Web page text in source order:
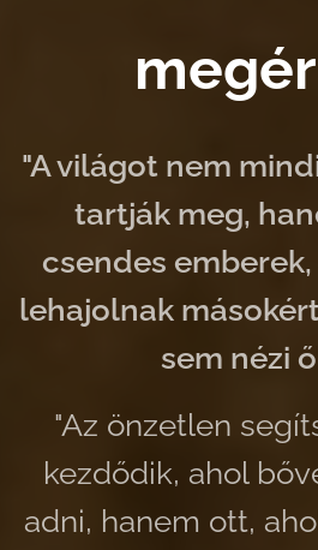
"A világot nem
tartják meg,
csendes
lehajolnak
sem nézi
"Az önzetlen
kezdődik, ahol
adni, hanem ott,